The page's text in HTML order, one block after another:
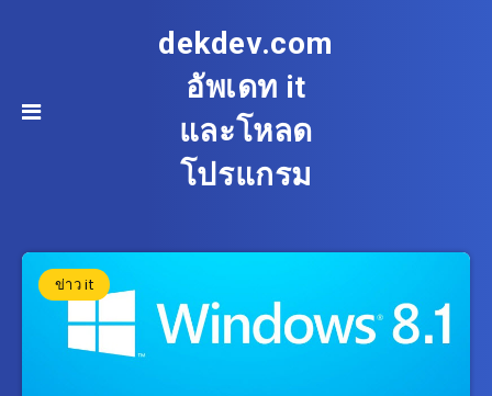
dekdev.com
อัพเดท it
และโหลด
โปรแกรม
ข่าว it